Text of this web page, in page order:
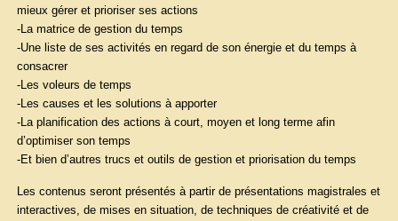
mieux gérer et prioriser ses actions
-La matrice de gestion du temps
-Une liste de ses activités en regard de son énergie et du temps à
consacrer
-Les voleurs de temps
-Les causes et les solutions à apporter
-La planification des actions à court, moyen et long terme afin
d’optimiser son temps
-Et bien d’autres trucs et outils de gestion et priorisation du temps
Les contenus seront présentés à partir de présentations magistrales et
interactives, de mises en situation, de techniques de créativité et de